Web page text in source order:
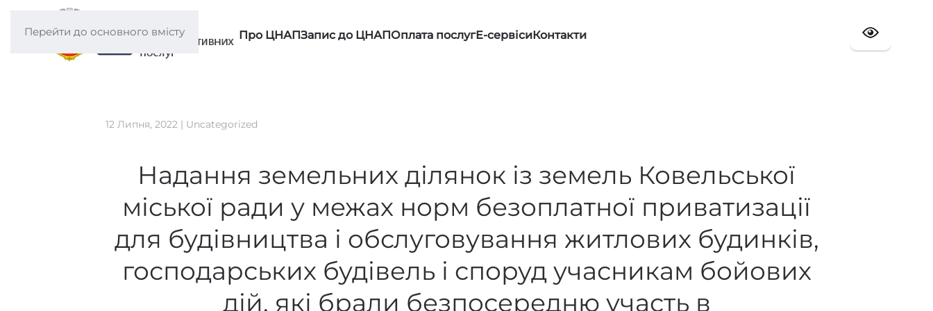
Перейти до основного вмісту Про ЦНАПЗапис до ЦНАПОплата послугЕ-сервісиКонтакти
12 Липня, 2022 | Uncategorized
Надання земельних ділянок із земель Ковельської
міської ради у межах норм безоплатної приватизації
для будівництва і обслуговування житлових будинків,
господарських будівель і споруд учасникам бойових
дій, які брали безпосередню участь в